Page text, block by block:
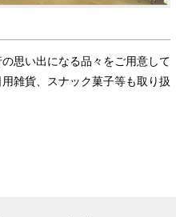
思い出になる品々をご用意して
雑貨、スナック菓子等も取り扱